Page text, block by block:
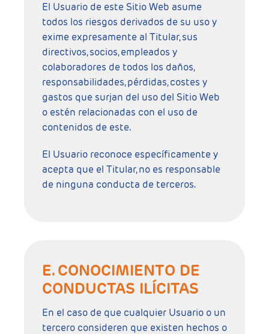
El Usuario de este Sitio Web asume
todos los riesgos derivados de su uso y
exime expresamente al Titular, sus
directivos, socios, empleados y
colaboradores de todos los daños,
responsabilidades, pérdidas, costes y
gastos que surjan del uso del Sitio Web
o estén relacionadas con el uso de
contenidos de este.
El Usuario reconoce específicamente y
acepta que el Titular, no es responsable
de ninguna conducta de terceros.
E. CONOCIMIENTO DE
CONDUCTAS ILÍCITAS
En el caso de que cualquier Usuario o un
tercero consideren que existen hechos o